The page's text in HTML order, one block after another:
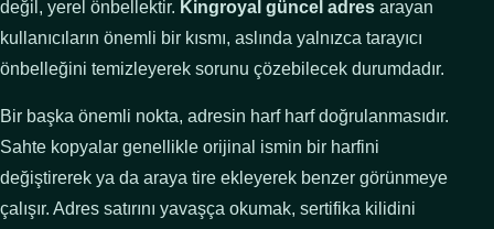
değil, yerel önbellektir. Kingroyal güncel adres arayan
kullanıcıların önemli bir kısmı, aslında yalnızca tarayıcı
önbelleğini temizleyerek sorunu çözebilecek durumdadır.
Bir başka önemli nokta, adresin harf harf doğrulanmasıdır.
Sahte kopyalar genellikle orijinal ismin bir harfini
değiştirerek ya da araya tire ekleyerek benzer görünmeye
çalışır. Adres satırını yavaşça okumak, sertifika kilidini